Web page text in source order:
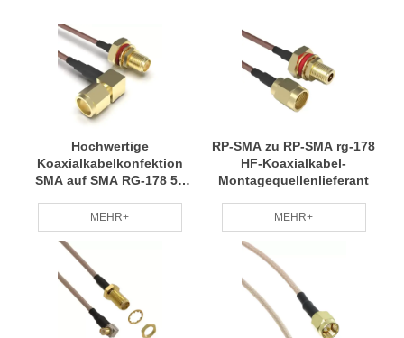
Hochwertige
Koaxialkabelkonfektion
SMA auf SMA RG-178 50
MEHR+
RP-SMA zu RP-SMA rg-178
HF-Koaxialkabel-
Montagequellenlieferant
MEHR+